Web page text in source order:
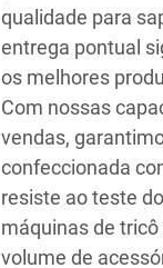
qualidade para
entrega pontual
os melhores
Com nossas
vendas,
confeccionada
resiste ao teste
máquinas de
volume de